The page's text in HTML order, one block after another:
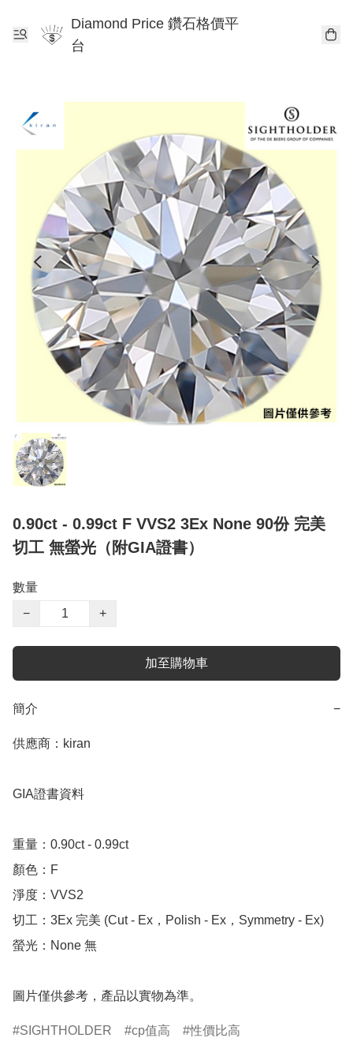
Diamond Price 鑽石格價平
台
0.90ct - 0.99ct F VVS2 3Ex None 90份 完美
切工 無螢光（附GIA證書）
數量
−
+
加至購物車
簡介 −
供應商：kiran
GIA證書資料
重量：0.90ct - 0.99ct
顏色：F
淨度：VVS2
切工：3Ex 完美 (Cut - Ex，Polish - Ex，Symmetry - Ex)
螢光：None 無
圖片僅供參考，產品以實物為準。
SIGHTHOLDER cp值高 性價比高